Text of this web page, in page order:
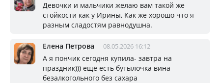
Девочки и мальчики желаю вам такой же
стойкости как у Ирины, Как же хорошо что я
разным сладостям равнодушна.
Елена Петрова 08.05.2026 16:12
А я пончик сегодня купила- завтра на
праздник))) ещё есть бутылочка вина
безалкогольного без сахара